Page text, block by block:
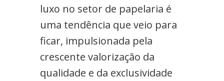
luxo no setor de papelaria é
uma tendência que veio para
ficar, impulsionada pela
crescente valorização da
qualidade e da exclusividade